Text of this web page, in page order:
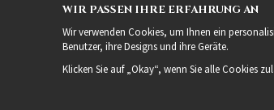
WIR PASSEN IHRE ERFAHRUNG AN
Wir verwenden Cookies, um Ihnen ein
Benutzer, ihre Designs und ihre Geräte.
Klicken Sie auf „Okay“, wenn Sie alle Cookies